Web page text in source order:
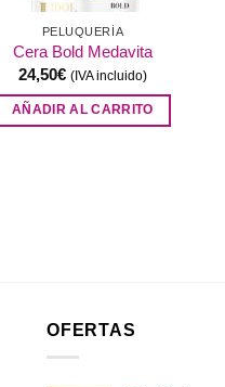
PELUQUERÍA
Cera Bold Medavita
24,50€ (IVA incluido)
AÑADIR AL CARRITO
OFERTAS